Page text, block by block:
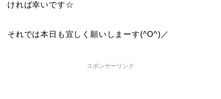
ければ幸いです☆
それでは本日も宜しく願いしまーす(^O^)／
スポンサーリンク